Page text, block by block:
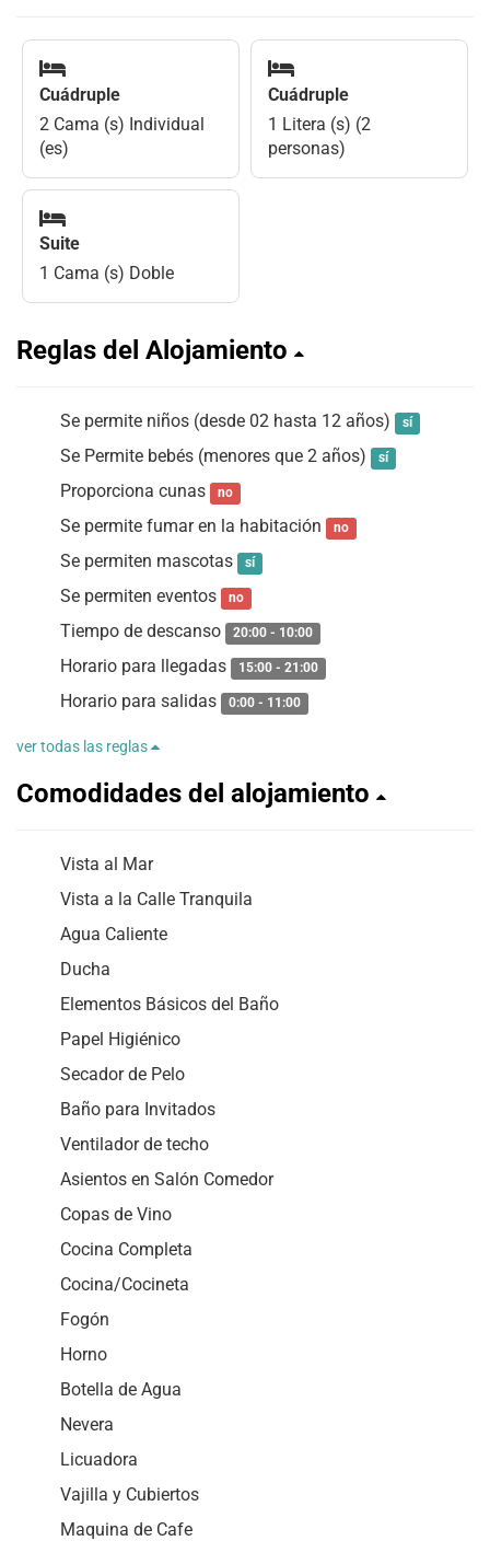
Cuádruple
2 Cama (s) Individual
(es)
Cuádruple
1 Litera (s) (2
personas)
Suite
1 Cama (s) Doble
Reglas del Alojamiento
Se permite niños (desde 02 hasta 12 años) sí
Se Permite bebés (menores que 2 años) sí
Proporciona cunas no
Se permite fumar en la habitación no
Se permiten mascotas sí
Se permiten eventos no
Tiempo de descanso 20:00 - 10:00
Horario para llegadas 15:00 - 21:00
Horario para salidas 0:00 - 11:00
ver todas las reglas
Comodidades del alojamiento
Vista al Mar
Vista a la Calle Tranquila
Agua Caliente
Ducha
Elementos Básicos del Baño
Papel Higiénico
Secador de Pelo
Baño para Invitados
Ventilador de techo
Asientos en Salón Comedor
Copas de Vino
Cocina Completa
Cocina/Cocineta
Fogón
Horno
Botella de Agua
Nevera
Licuadora
Vajilla y Cubiertos
Maquina de Cafe